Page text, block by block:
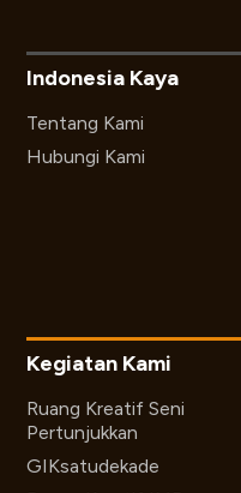
Indonesia Kaya
Tentang Kami
Hubungi Kami
Kegiatan Kami
Ruang Kreatif Seni
Pertunjukkan
GIKsatudekade